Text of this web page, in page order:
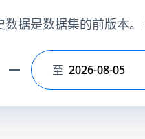
据是数据集的前版本
选择结束日期
至